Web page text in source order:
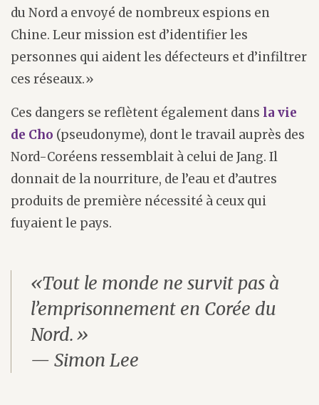
du Nord a envoyé de nombreux espions en
Chine. Leur mission est d’identifier les
personnes qui aident les défecteurs et d’infiltrer
ces réseaux.»
Ces dangers se reflètent également dans la vie
de Cho (pseudonyme), dont le travail auprès des
Nord-Coréens ressemblait à celui de Jang. Il
donnait de la nourriture, de l’eau et d’autres
produits de première nécessité à ceux qui
fuyaient le pays.
«Tout le monde ne survit pas à
l’emprisonnement en Corée du
Nord.»
— Simon Lee